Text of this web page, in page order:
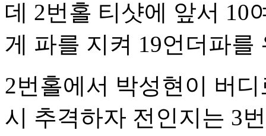
데 2번홀 티샷에 앞서 10
게 파를 지켜 19언더파를
2번홀에서 박성현이 버
시 추격하자 전인지는 3